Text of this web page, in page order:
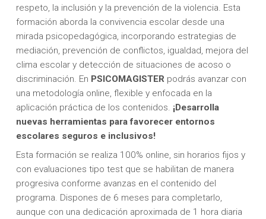
respeto, la inclusión y la prevención de la violencia. Esta
formación aborda la convivencia escolar desde una
mirada psicopedagógica, incorporando estrategias de
mediación, prevención de conflictos, igualdad, mejora del
clima escolar y detección de situaciones de acoso o
discriminación. En PSICOMAGISTER podrás avanzar con
una metodología online, flexible y enfocada en la
aplicación práctica de los contenidos. ¡Desarrolla
nuevas herramientas para favorecer entornos
escolares seguros e inclusivos!
Esta formación se realiza 100% online, sin horarios fijos y
con evaluaciones tipo test que se habilitan de manera
progresiva conforme avanzas en el contenido del
programa. Dispones de 6 meses para completarlo,
aunque con una dedicación aproximada de 1 hora diaria